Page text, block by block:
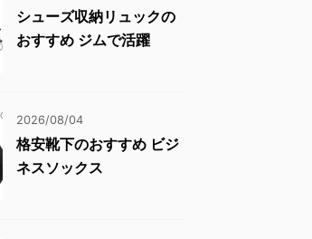
シューズ収納リュックの
おすすめ ジムで活躍
2026/08/04
格安靴下のおすすめ ビジ
ネスソックス